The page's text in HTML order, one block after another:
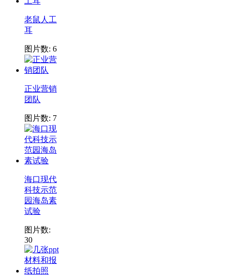
老鼠人工
耳
图片数: 6
正业营销
团队
图片数: 7
海口现代
科技示范
园海岛素
试验
图片数:
30